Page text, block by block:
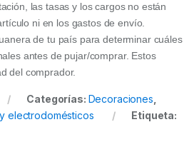
las tasas y los cargos no están
ni en los gastos de envío.
de tu país para determinar cuáles
antes de pujar/comprar. Estos
del comprador.
Categorías: Decoraciones,
electrodomésticos
Etiqueta: